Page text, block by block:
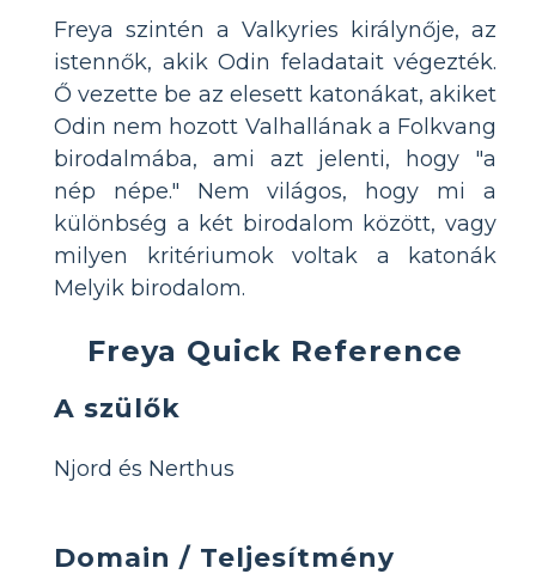
Freya szintén a Valkyries királynője, az
istennők, akik Odin feladatait végezték.
Ő vezette be az elesett katonákat, akiket
Odin nem hozott Valhallának a Folkvang
birodalmába, ami azt jelenti, hogy "a
nép népe." Nem világos, hogy mi a
különbség a két birodalom között, vagy
milyen kritériumok voltak a katonák
Melyik birodalom.
Freya Quick Reference
A szülők
Njord és Nerthus
Domain / Teljesítmény